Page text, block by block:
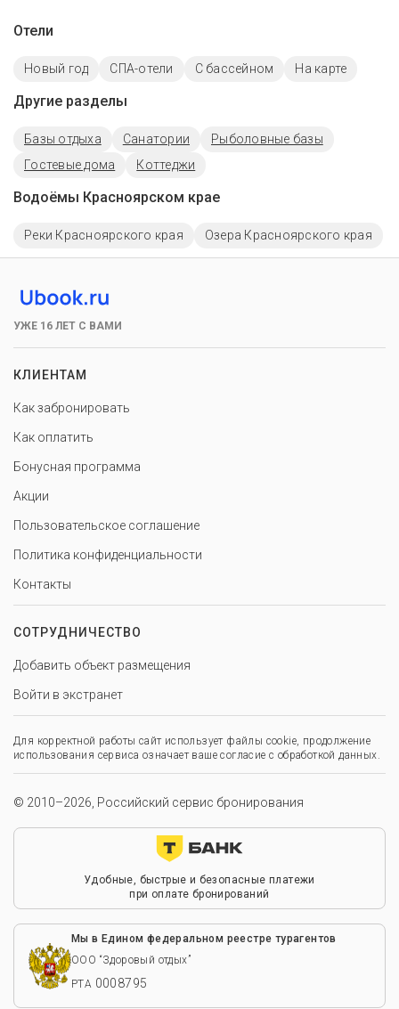
Отели
Новый год СПА-отели C бассейном На карте
Другие разделы
Базы отдыха Санатории
Рыболовные базы
Гостевые дома
Коттеджи
Водоёмы Красноярском крае
Реки Красноярского края Озера Красноярского края
УЖЕ 16 ЛЕТ С ВАМИ
КЛИЕНТАМ
Как забронировать
Как оплатить
Бонусная программа
Акции
Пользовательское соглашение
Политика конфиденциальности
Контакты
СОТРУДНИЧЕСТВО
Добавить объект размещения
Войти в экстранет
Для корректной работы сайт использует файлы cookie, продолжение
использования сервиса означает ваше согласие с обработкой данных.
© 2010–2026, Российский сервис бронирования
Удобные, быстрые и безопасные платежи
при оплате бронирований
Мы в Едином федеральном реестре турагентов
ООО “Здоровый отдых”
РТА 0008795